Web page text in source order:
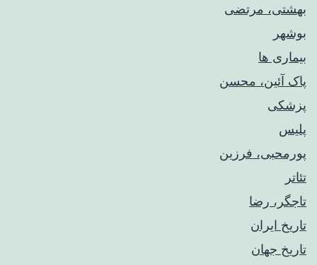
بهشتی، مرتضی
بوشهر
بیماری ها
پاک آئین، محسن
پزشکی
پلیس
پورمحبی، فرزین
تئاتر
تاجگر، رضا
تاریخ ایران
تاریخ جهان